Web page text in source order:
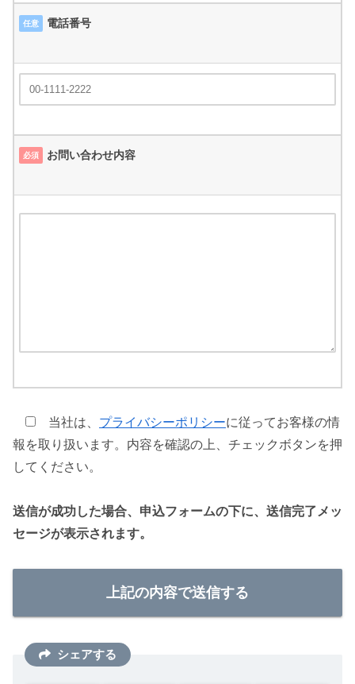
任意 電話番号
必須 お問い合わせ内容
当社は、 プライバシーポリシーに従ってお客様の情
報を取り扱います。内容を確認の上、チェックボタンを押
してください。
送信が成功した場合、申込フォームの下に、送信完了メッ
セージが表示されます。
シェアする